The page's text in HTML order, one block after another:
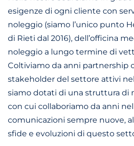
esigenze di ogni cliente con
noleggio (siamo l’unico punto
di Rieti dal 2016), dell’officina
noleggio a lungo termine di
Coltiviamo da anni partnership
stakeholder del settore attivi
siamo dotati di una struttura di
con cui collaboriamo da anni
comunicazioni sempre nuove,
sfide e evoluzioni di questo